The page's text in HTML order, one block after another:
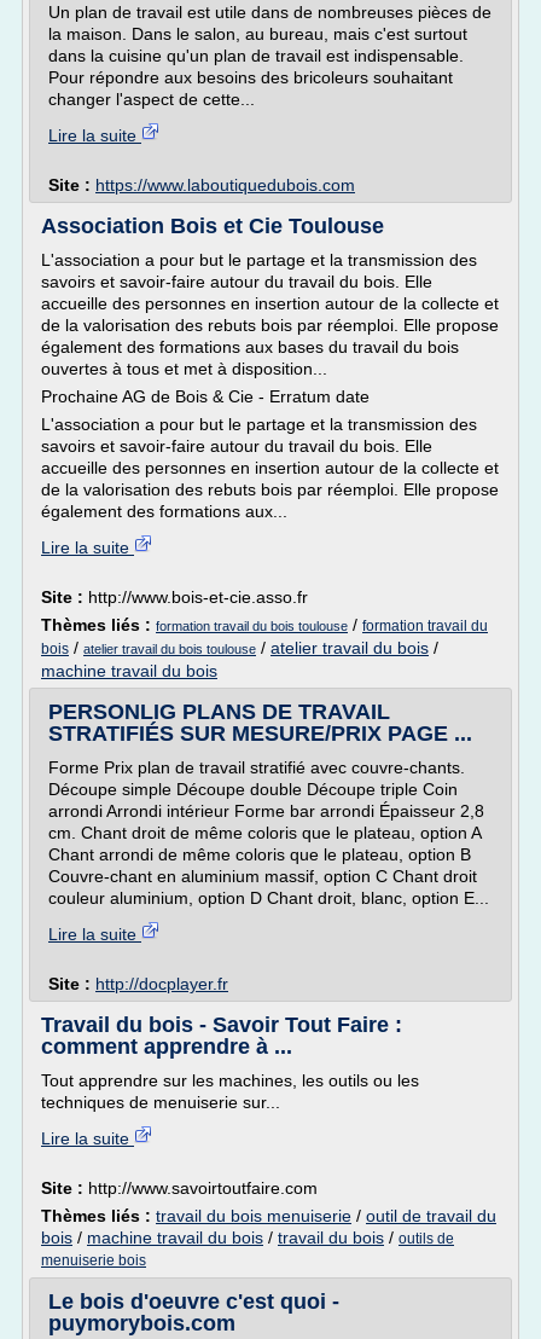
Un plan de travail est utile dans de nombreuses pièces de
la maison. Dans le salon, au bureau, mais c'est surtout
dans la cuisine qu'un plan de travail est indispensable.
Pour répondre aux besoins des bricoleurs souhaitant
changer l'aspect de cette...
Lire la suite
Site : https://www.laboutiquedubois.com
Association Bois et Cie Toulouse
L'association a pour but le partage et la transmission des
savoirs et savoir-faire autour du travail du bois. Elle
accueille des personnes en insertion autour de la collecte et
de la valorisation des rebuts bois par réemploi. Elle propose
également des formations aux bases du travail du bois
ouvertes à tous et met à disposition...
Prochaine AG de Bois & Cie - Erratum date
L'association a pour but le partage et la transmission des
savoirs et savoir-faire autour du travail du bois. Elle
accueille des personnes en insertion autour de la collecte et
de la valorisation des rebuts bois par réemploi. Elle propose
également des formations aux...
Lire la suite
Site : http://www.bois-et-cie.asso.fr
Thèmes liés : formation travail du bois toulouse / formation travail du
bois / atelier travail du bois toulouse / atelier travail du bois /
machine travail du bois
PERSONLIG PLANS DE TRAVAIL
STRATIFIÉS SUR MESURE/PRIX PAGE ...
Forme Prix plan de travail stratifié avec couvre-chants.
Découpe simple Découpe double Découpe triple Coin
arrondi Arrondi intérieur Forme bar arrondi Épaisseur 2,8
cm. Chant droit de même coloris que le plateau, option A
Chant arrondi de même coloris que le plateau, option B
Couvre-chant en aluminium massif, option C Chant droit
couleur aluminium, option D Chant droit, blanc, option E...
Lire la suite
Site : http://docplayer.fr
Travail du bois - Savoir Tout Faire :
comment apprendre à ...
Tout apprendre sur les machines, les outils ou les
techniques de menuiserie sur...
Lire la suite
Site : http://www.savoirtoutfaire.com
Thèmes liés : travail du bois menuiserie / outil de travail du
bois / machine travail du bois / travail du bois / outils de
menuiserie bois
Le bois d'oeuvre c'est quoi -
puymorybois.com